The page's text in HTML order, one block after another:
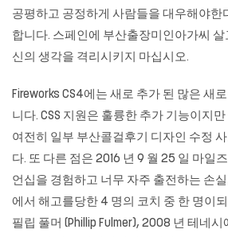
공평하고 공정하게 사람들을 대우해야한
합니다. 스페인에 부산출장미인아가씨
신의 생각을 격리시키지 마십시오.
Fireworks CS4에는 새로 추가 된 많은 새
니다. CSS 지원은 훌륭한 추가 기능이지
여전히 일부 부산콜걸후기 디자인 수정
다. 또 다른 점은 2016 년 9 월 25 일 마일
언십을 경험하고 너무 자주 출전하는 손
에서 해고를당한 4 명의 코치 중 한 명이
필립 풀머 (Phillip Fulmer), 2008 년 테네